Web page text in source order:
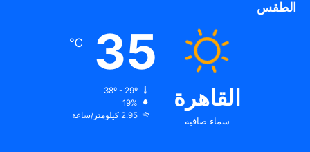
الطقس
القاهرة
سماء صافية
35
℃
19%
2.95 كيلومتر/ساعة